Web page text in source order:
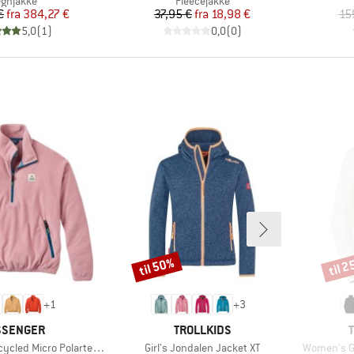
Pris
Nedsat pris
fra 384,27 €
5,0(1)
Pris
37,95 € Nedsat pris
fra 18,98 €
0,0(0)
+1
Micro Polartec Fleece
+3
MÆRKE
TROLLKIDS
Artikel
Girl's Jondalen Jacket XT
Rabat
til 50%
Artikel
Women's
Rabat
til